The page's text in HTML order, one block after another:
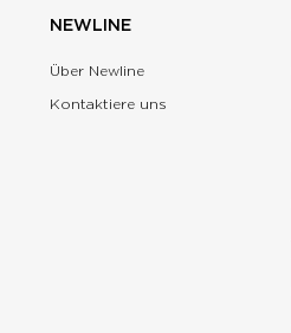
NEWLINE
Über Newline
Kontaktiere uns